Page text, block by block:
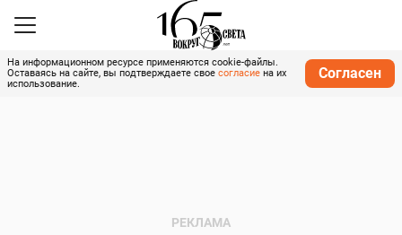
На информационном ресурсе применяются cookie-файлы.
Оставаясь на сайте, вы подтверждаете свое согласие на их
использование.
Согласен